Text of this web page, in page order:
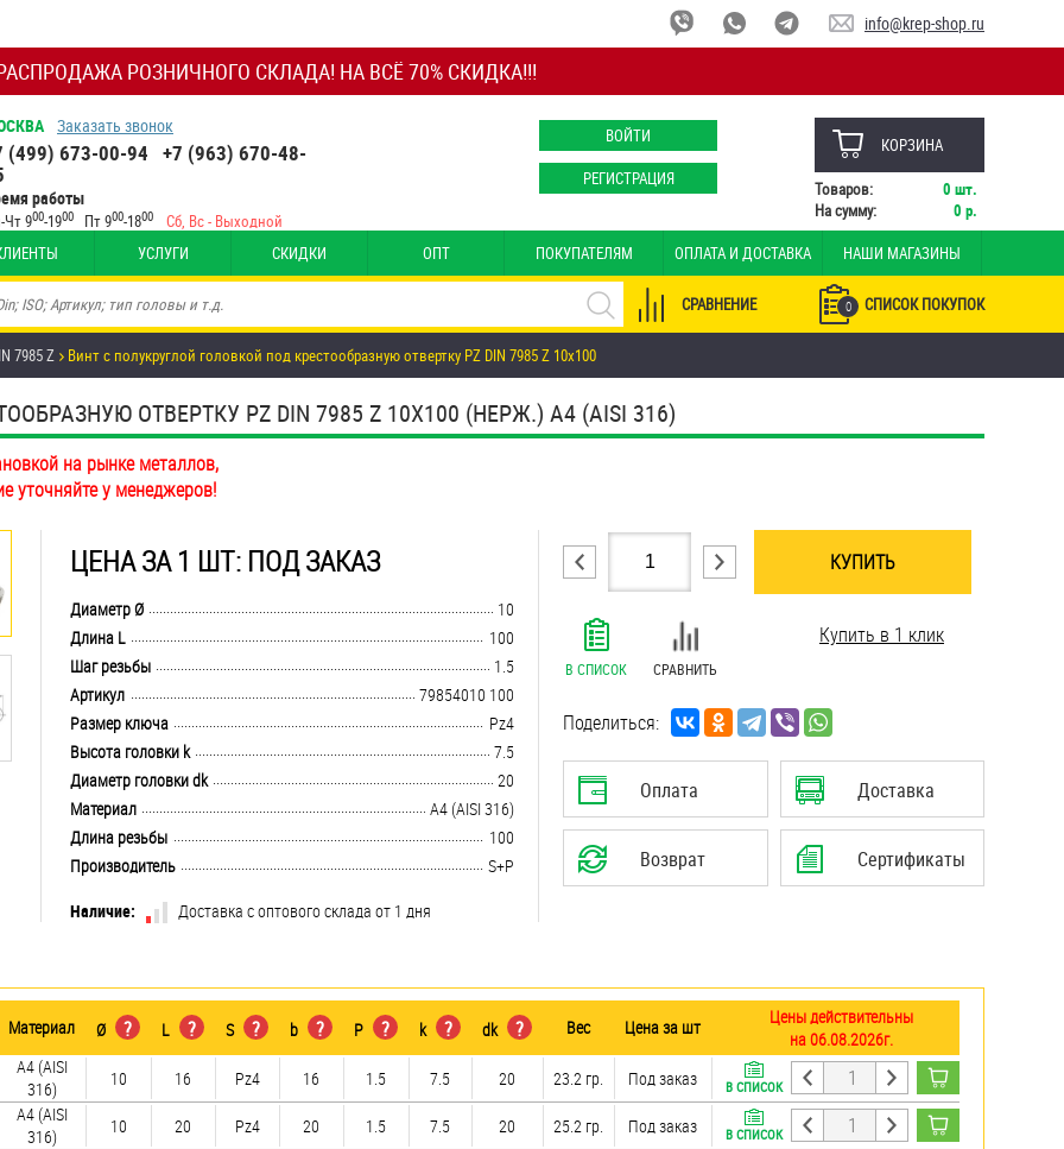
РОЗНИЧНОГО СКЛАДА! НА ВСЁ 70% СКИДКА!!!
info@krep-shop.ru
Заказать звонок
(499) 673-00-94 +7 (963) 670-48-
работы
Чт 900-1900 Пт 900-1800 Сб, Вс - Выходной
ВОЙТИ
РЕГИСТРАЦИЯ
КОРЗИНА
Товаров: 0 шт.
На сумму:
0 р.
УСЛУГИ СКИДКИ ОПТ ПОКУПАТЕЛЯМ ОПЛАТА И ДОСТАВКА НАШИ МАГАЗИНЫ
0 СПИСОК ПОКУПОК
СРАВНЕНИЕ
7985 Z Винт с полукруглой головкой под крестообразную отвертку PZ DIN 7985 Z 10х100
ОТВЕРТКУ PZ DIN 7985 Z 10Х100 (НЕРЖ.) A4 (AISI 316)
на рынке металлов,
уточняйте у менеджеров!
ЦЕНА ЗА 1 ШТ: ПОД ЗАКАЗ
........................................................................................................................................................................................................
Диаметр Ø
10
........................................................................................................................................................................................................
Длина L
100
........................................................................................................................................................................................................
Шаг резьбы
1.5
........................................................................................................................................................................................................
Артикул
79854010 100
........................................................................................................................................................................................................
Размер ключа
Pz4
........................................................................................................................................................................................................
Высота головки k
7.5
........................................................................................................................................................................................................
Диаметр головки dk
20
........................................................................................................................................................................................................
Материал
A4 (AISI 316)
........................................................................................................................................................................................................
Длина резьбы
100
........................................................................................................................................................................................................
Производитель
S+P
Наличие:
Доставка с оптового склада от 1 дня
КУПИТЬ
В СПИСОК СРАВНИТЬ
Купить в 1 клик
Поделиться:
Оплата Доставка
Возврат Сертификаты
Материал Ø ? L ? S ? b ? P ? k ? dk ? Вес Цена за шт
Цены действительны
на 06.08.2026г.
A4 (AISI
316)
10 16 Pz4 16 1.5 7.5 20 23.2 гр. Под заказ В СПИСОК
A4 (AISI
316)
10 20 Pz4 20 1.5 7.5 20 25.2 гр. Под заказ В СПИСОК